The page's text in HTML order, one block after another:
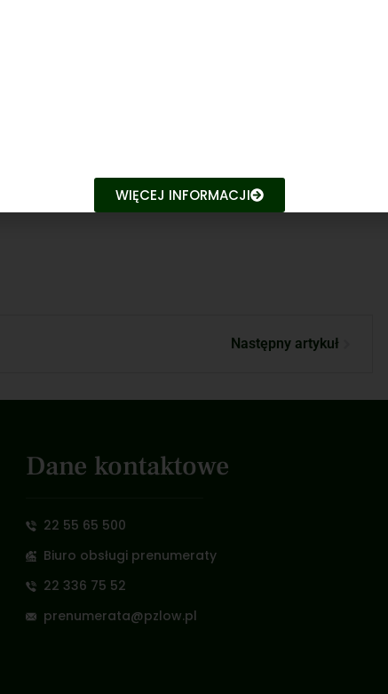
Następny artykuł
Dane kontaktowe
22 55 65 500
Biuro obsługi prenumeraty
22 336 75 52
prenumerata@pzlow.pl
WIĘCEJ INFORMACJI